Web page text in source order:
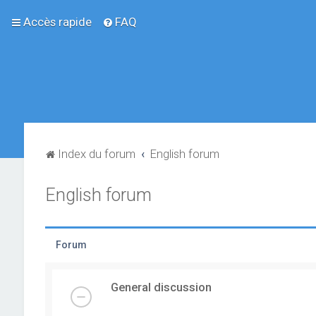
Accès rapide FAQ
Index du forum English forum
English forum
Forum
General discussion